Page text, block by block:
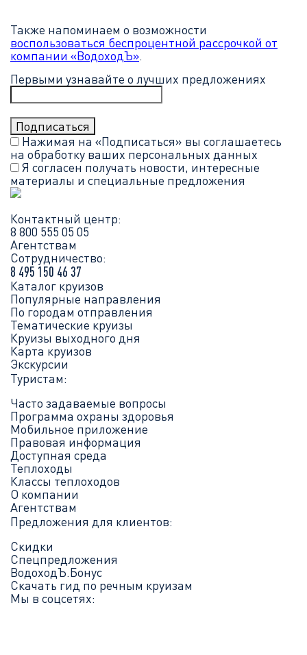
Также напоминаем о возможности
воспользоваться беспроцентной рассрочкой от
компании «ВодоходЪ».
Первыми узнавайте о лучших предложениях
Нажимая на «Подписаться» вы соглашаетесь
на обработку ваших персональных данных
Я согласен получать новости, интересные
материалы и специальные предложения
Контактный центр:
8 800 555 05 05
Агентствам
Сотрудничество:
8 495 150 46 37
Каталог круизов
Популярные направления
По городам отправления
Тематические круизы
Круизы выходного дня
Карта круизов
Экскурсии
Туристам:
Часто задаваемые вопросы
Программа охраны здоровья
Мобильное приложение
Правовая информация
Доступная среда
Теплоходы
Классы теплоходов
О компании
Агентствам
Предложения для клиентов:
Скидки
Спецпредложения
ВодоходЪ.Бонус
Скачать гид по речным круизам
Мы в соцсетях: